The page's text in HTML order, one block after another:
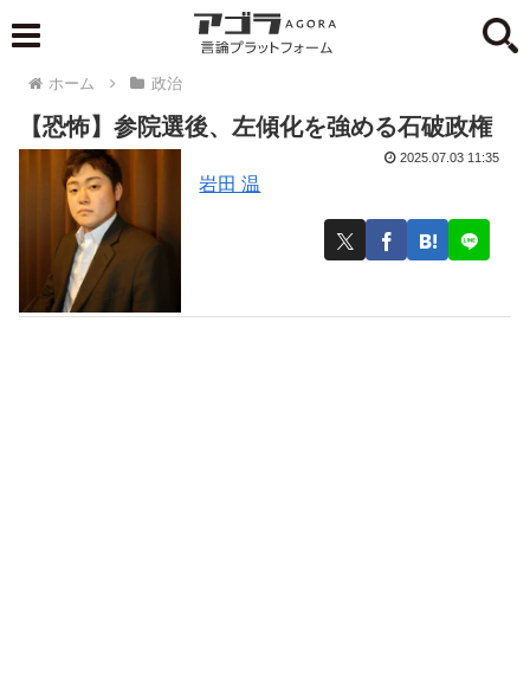
ホーム 政治
【恐怖】参院選後、左傾化を強める石破政権
岩田 温
2025.07.03 11:35